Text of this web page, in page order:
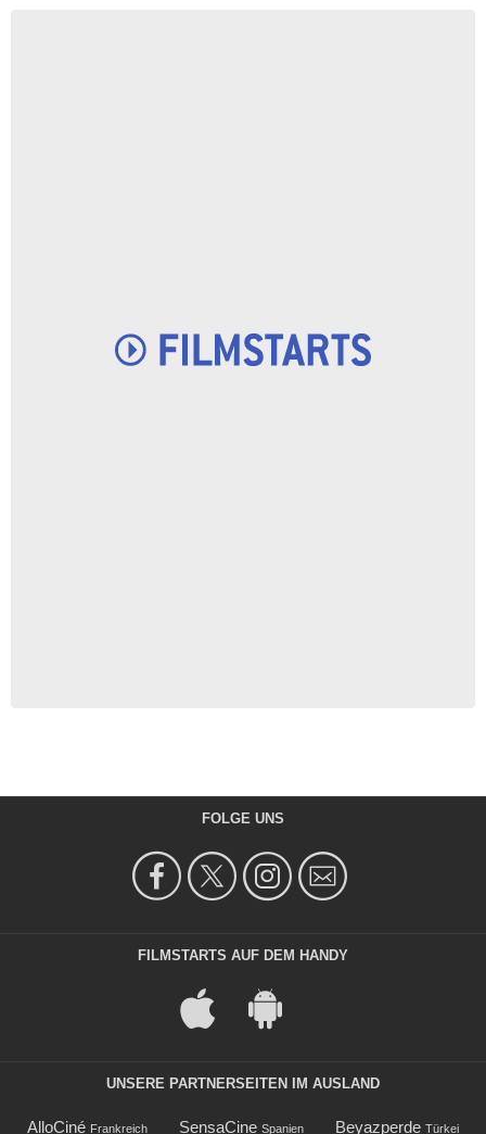
FOLGE UNS
FILMSTARTS AUF DEM HANDY
UNSERE PARTNERSEITEN IM AUSLAND
AlloCiné Frankreich SensaCine Spanien Beyazperde Türkei